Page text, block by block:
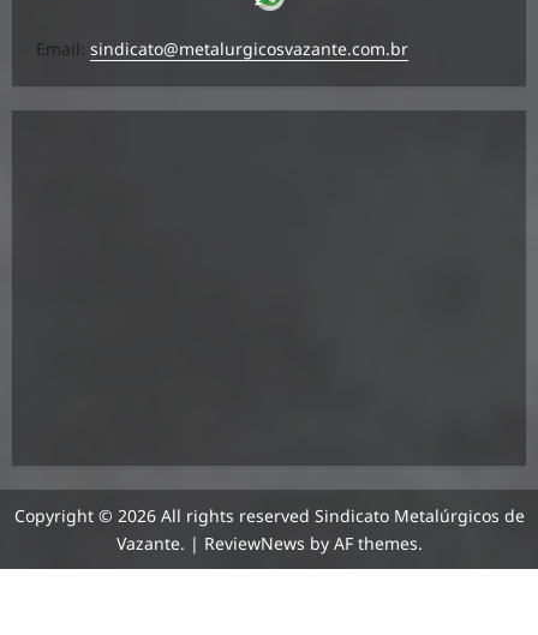
Email: sindicato@metalurgicosvazante.com.br
Copyright © 2026 All rights reserved Sindicato Metalúrgicos de
Vazante. | ReviewNews by AF themes.